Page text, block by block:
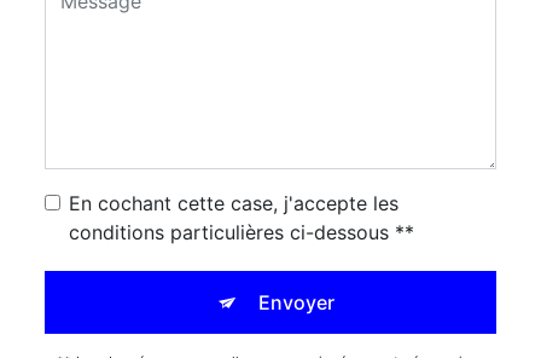
En cochant cette case, j'accepte les
conditions particulières ci-dessous **
Envoyer